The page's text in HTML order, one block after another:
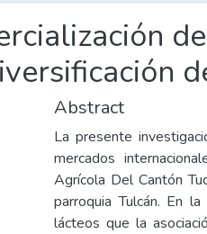
Abstract
La presente
mercados
Agrícola Del Cantón
parroquia Tulcán. En
lácteos que la